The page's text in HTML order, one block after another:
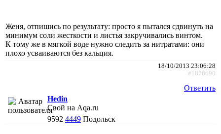
Женя, отпишись по результату: просто я пытался сдвинуть на
минимум соли жесткости и листья закручивались винтом.
К тому же в мягкой воде нужно следить за нитратами: они
плохо усваиваются без кальция.
18/10/2013 23:06:28
#1876690
Ответить
Hedin
Свой на Aqa.ru
9592 4449 Подольск